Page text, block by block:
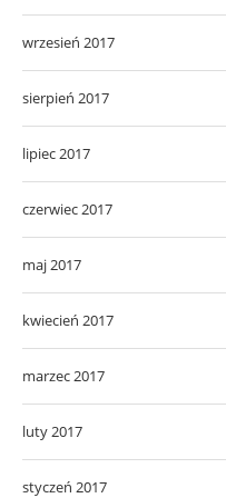
wrzesień 2017
sierpień 2017
lipiec 2017
czerwiec 2017
maj 2017
kwiecień 2017
marzec 2017
luty 2017
styczeń 2017